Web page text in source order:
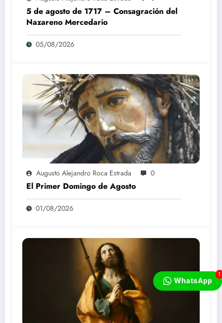
5 de agosto de 1717 – Consagración del
Nazareno Mercedario
05/08/2026
Augusto Alejandro Roca Estrada 0
El Primer Domingo de Agosto
01/08/2026
WhatsApp
1